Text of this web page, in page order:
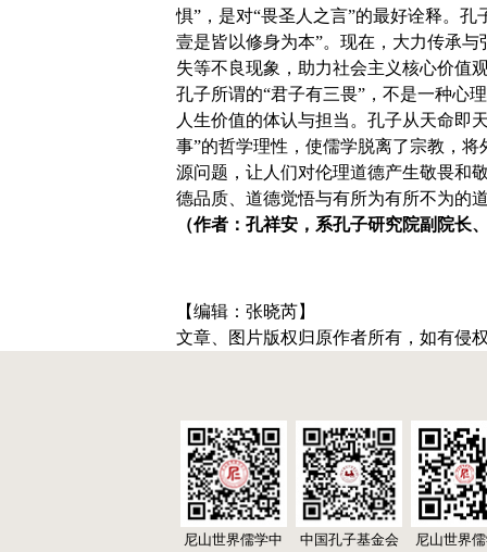
惧”，是对“畏圣人之言”的最好诠释。
壹是皆以修身为本”。现在，大力传承
失等不良现象，助力社会主义核心价值
孔子所谓的“君子有三畏”，不是一种心
人生价值的体认与担当。孔子从天命即
事”的哲学理性，使儒学脱离了宗教，
源问题，让人们对伦理道德产生敬畏和
德品质、道德觉悟与有所为有所不为的
（作者：孔祥安，系孔子研究院副院长
【编辑：张晓芮】
文章、图片版权归原作者所有，如有侵
尼山世界儒学中
中国孔子基金会
尼山世界